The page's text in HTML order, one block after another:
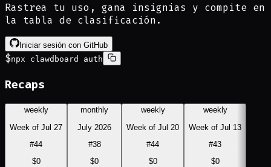
Rastrea tu uso, gana insignias y compite en
la tabla de clasificación.
Iniciar sesión con GitHub
$npx clawdboard auth
Recaps
weekly
Week of Jul 27
#44
$0
monthly
July 2026
#38
$0
weekly
Week of Jul 20
#44
$0
weekly
Week of Jul 13
#43
$0